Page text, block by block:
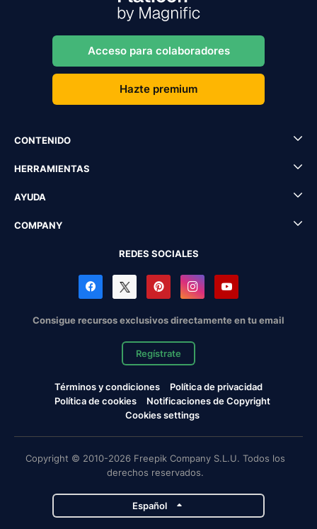
Acceso para colaboradores
Hazte premium
CONTENIDO
HERRAMIENTAS
AYUDA
COMPANY
REDES SOCIALES
Consigue recursos exclusivos directamente en tu email
Regístrate
Términos y condiciones
Política de privacidad
Política de cookies
Notificaciones de Copyright
Cookies settings
Copyright © 2010-2026 Freepik Company S.L.U. Todos los
derechos reservados.
Español